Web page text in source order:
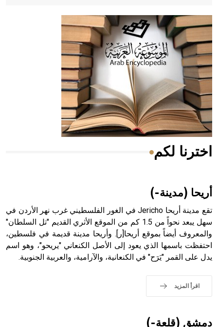
- هل تعلم أن أبقراط كتب في الطب أربعة مؤلفات هي:
الحكم، الأدلة، تنظيم التغذية، ورسالته في جروح الرأس. ويعود
له الفضل بأنه حرر الطب من الدين والفلسفة.
- هل تعلم أن المرجان إفراز حيواني يتكون في البحر ويتركب
من مادة كربونات الكلسيوم، وهو أحمر أو شديد الحمرة وهو
أجود أنواعه، ويمتاز بكبر الحجم ويسمى الش
هل تعلم أن الأبسيد كلمة فرنسية اللفظ تم اعتمادها مصطلحاً
- هل تعلم أن أبجر Abgar اسم معروف جيداً يعود إلى عدد من
الملوك الذين حكموا مدينة إديسا (الرها) من أبجر الأول وحتى
التاسع، وهم ينتسبون إلى أسرة أوسروين
sign تكتب منفصلة غير متصلة، وتعتمد المبدأ الأكوروفوني،
اخترنا لكم
أريحا (مدينة-)
تقع مدينة أريحا Jericho في الغور الفلسطيني غرب نهر الأردن في
سهل يبعد نحواً من 1.5 كم من الموقع الأثري القديم "تل السلطان"
والمعروف أيضاً بموقع أريحا[ر]. وأريحا مدينة قديمة في فلسطين،
احتفظت باسمها الذي يعود إلى الأصل الكنعاني "يريحو"، وهو اسم
يدل على القمر "يَرَح" في الكنعانية، والآرامية، والعربية الجنوبية.
اقرأ المزيد
دمشق (قلعة-)